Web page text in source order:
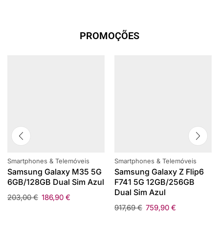
PROMOÇÕES
Smartphones & Telemóveis
Samsung Galaxy M35 5G
6GB/128GB Dual Sim Azul
203,00€ 186,90 €
Smartphones & Telemóveis
Samsung Galaxy Z Flip6
F741 5G 12GB/256GB
Dual Sim Azul
917,69€ 759,90 €